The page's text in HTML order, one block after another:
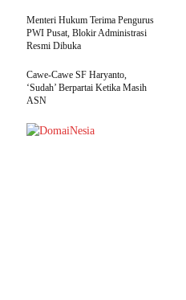
Menteri Hukum Terima Pengurus
PWI Pusat, Blokir Administrasi
Resmi Dibuka
Cawe-Cawe SF Haryanto,
‘Sudah’ Berpartai Ketika Masih
ASN